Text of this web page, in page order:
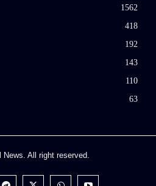
1562
418
192
143
110
63
All right reserved.